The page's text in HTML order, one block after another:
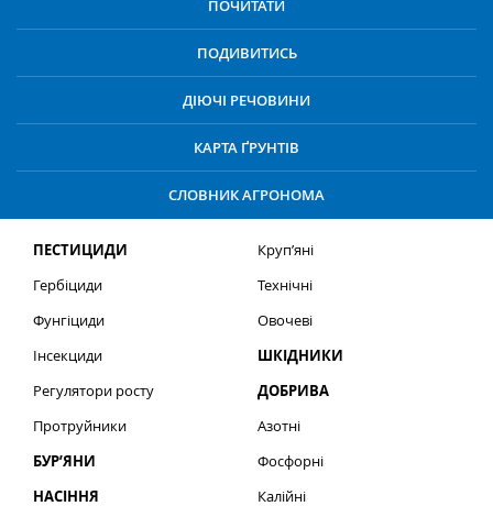
ПОЧИТАТИ
ПОДИВИТИСЬ
ДІЮЧІ РЕЧОВИНИ
КАРТА ҐРУНТІВ
СЛОВНИК АГРОНОМА
ПЕСТИЦИДИ
Гербіциди
Фунгіциди
Інсекциди
Регулятори росту
Протруйники
БУР’ЯНИ
НАСІННЯ
Круп’яні
Технічні
Овочеві
ШКІДНИКИ
ДОБРИВА
Азотні
Фосфорні
Калійні